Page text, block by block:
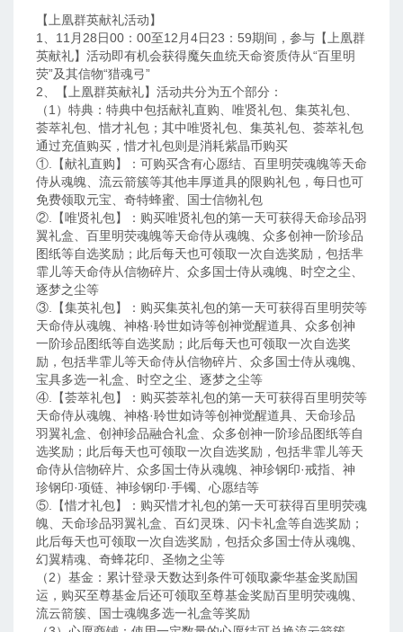
【上凰群英献礼活动】
1、11月28日00：00至12月4日23：59期间，参与【上凰群
英献礼】活动即有机会获得魔矢血统天命资质侍从“百里明
荧”及其信物“猎魂弓”
2、【上凰群英献礼】活动共分为五个部分：
（1）特典：特典中包括献礼直购、唯贤礼包、集英礼包、
荟萃礼包、惜才礼包；其中唯贤礼包、集英礼包、荟萃礼包
通过充值购买，惜才礼包则是消耗紫晶币购买
①.【献礼直购】：可购买含有心愿结、百里明荧魂魄等天命
侍从魂魄、流云箭簇等其他丰厚道具的限购礼包，每日也可
免费领取元宝、奇特蜂蜜、国士信物礼包
②.【唯贤礼包】：购买唯贤礼包的第一天可获得天命珍品羽
翼礼盒、百里明荧魂魄等天命侍从魂魄、众多创神一阶珍品
图纸等自选奖励；此后每天也可领取一次自选奖励，包括芈
霏儿等天命侍从信物碎片、众多国士侍从魂魄、时空之尘、
逐梦之尘等
③.【集英礼包】：购买集英礼包的第一天可获得百里明荧等
天命侍从魂魄、神格·聆世如诗等创神觉醒道具、众多创神
一阶珍品图纸等自选奖励；此后每天也可领取一次自选奖
励，包括芈霏儿等天命侍从信物碎片、众多国士侍从魂魄、
宝具多选一礼盒、时空之尘、逐梦之尘等
④.【荟萃礼包】：购买荟萃礼包的第一天可获得百里明荧等
天命侍从魂魄、神格·聆世如诗等创神觉醒道具、天命珍品
羽翼礼盒、创神珍品融合礼盒、众多创神一阶珍品图纸等自
选奖励；此后每天也可领取一次自选奖励，包括芈霏儿等天
命侍从信物碎片、众多国士侍从魂魄、神珍钢印·戒指、神
珍钢印·项链、神珍钢印·手镯、心愿结等
⑤.【惜才礼包】：购买惜才礼包的第一天可获得百里明荧魂
魄、天命珍品羽翼礼盒、百幻灵珠、闪卡礼盒等自选奖励；
此后每天也可领取一次自选奖励，包括众多国士侍从魂魄、
幻翼精魂、奇蜂花印、圣物之尘等
（2）基金：累计登录天数达到条件可领取豪华基金奖励国
运，购买至尊基金后还可领取至尊基金奖励百里明荧魂魄、
流云箭簇、国士魂魄多选一礼盒等奖励